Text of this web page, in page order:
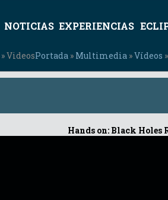
NOTICIAS EXPERIENCIAS
» VideosPortada » Multimedia »Vídeos
Hands on: Black Holes